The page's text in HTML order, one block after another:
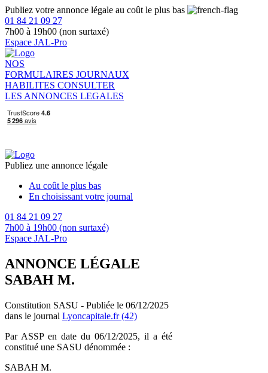
Publiez votre annonce légale au coût le plus bas
01 84 21 09 27
7h00 à 19h00 (non surtaxé)
Espace JAL-Pro
NOS
FORMULAIRES JOURNAUX
HABILITES CONSULTER
LES ANNONCES LEGALES
Publiez une annonce légale
Au coût le plus bas
En choisissant votre journal
01 84 21 09 27
7h00 à 19h00 (non surtaxé)
Espace JAL-Pro
ANNONCE LÉGALE
SABAH M.
Constitution SASU - Publiée le 06/12/2025
dans le journal Lyoncapitale.fr (42)
Par ASSP en date du 06/12/2025, il a été
constitué une SASU dénommée :
SABAH M.